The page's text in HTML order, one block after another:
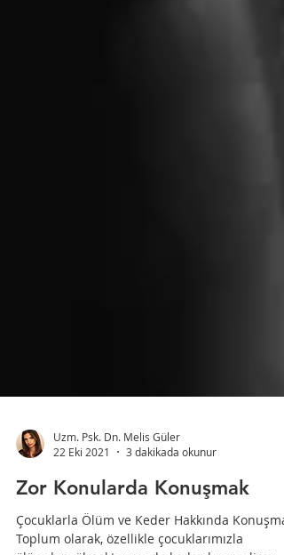
Uzm. Psk. Dn. Melis Güler
22 Eki 2021
3 dakikada okunur